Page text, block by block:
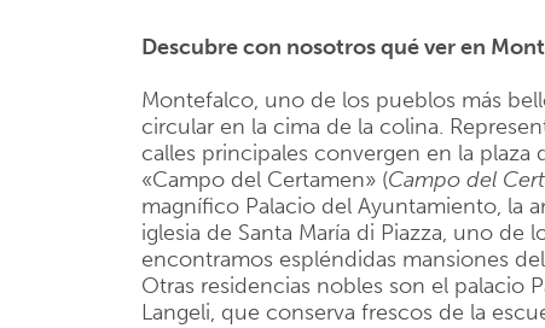
Descubre con nosotros qué ver en
Montefalco, uno de los pueblos más
circular en la cima de la colina.
calles principales convergen en la plaza
«Campo del Certamen» (Campo del
magnífico Palacio del Ayuntamiento, la
iglesia de Santa María di Piazza, uno de
encontramos espléndidas mansiones
Otras residencias nobles son el palacio
Langeli, que conserva frescos de la